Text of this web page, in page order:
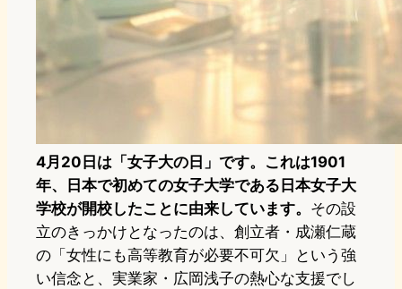
4月20日は「女子大の日」です。これは1901
年、日本で初めての女子大学である日本女子大
学校が開校したことに由来しています。 その設
立のきっかけとなったのは、創立者・成瀬仁蔵
の「女性にも高等教育が必要不可欠」という強
い信念と、実業家・広岡浅子の熱心な支援でし